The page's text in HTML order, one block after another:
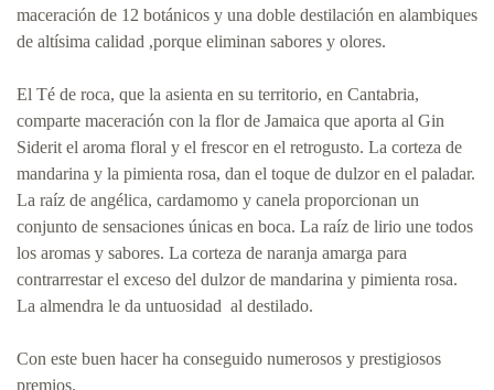
maceración de 12 botánicos y una doble destilación en alambiques
de altísima calidad ,porque eliminan sabores y olores.
El Té de roca, que la asienta en su territorio, en Cantabria,
comparte maceración con la flor de Jamaica que aporta al Gin
Siderit el aroma floral y el frescor en el retrogusto. La corteza de
mandarina y la pimienta rosa, dan el toque de dulzor en el paladar.
La raíz de angélica, cardamomo y canela proporcionan un
conjunto de sensaciones únicas en boca. La raíz de lirio une todos
los aromas y sabores. La corteza de naranja amarga para
contrarrestar el exceso del dulzor de mandarina y pimienta rosa.
La almendra le da untuosidad al destilado.
Con este buen hacer ha conseguido numerosos y prestigiosos
premios.